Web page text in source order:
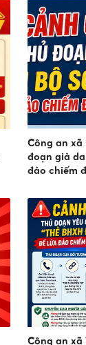
Công an xã
đoạn giả
đảo chiếm
Công an xã